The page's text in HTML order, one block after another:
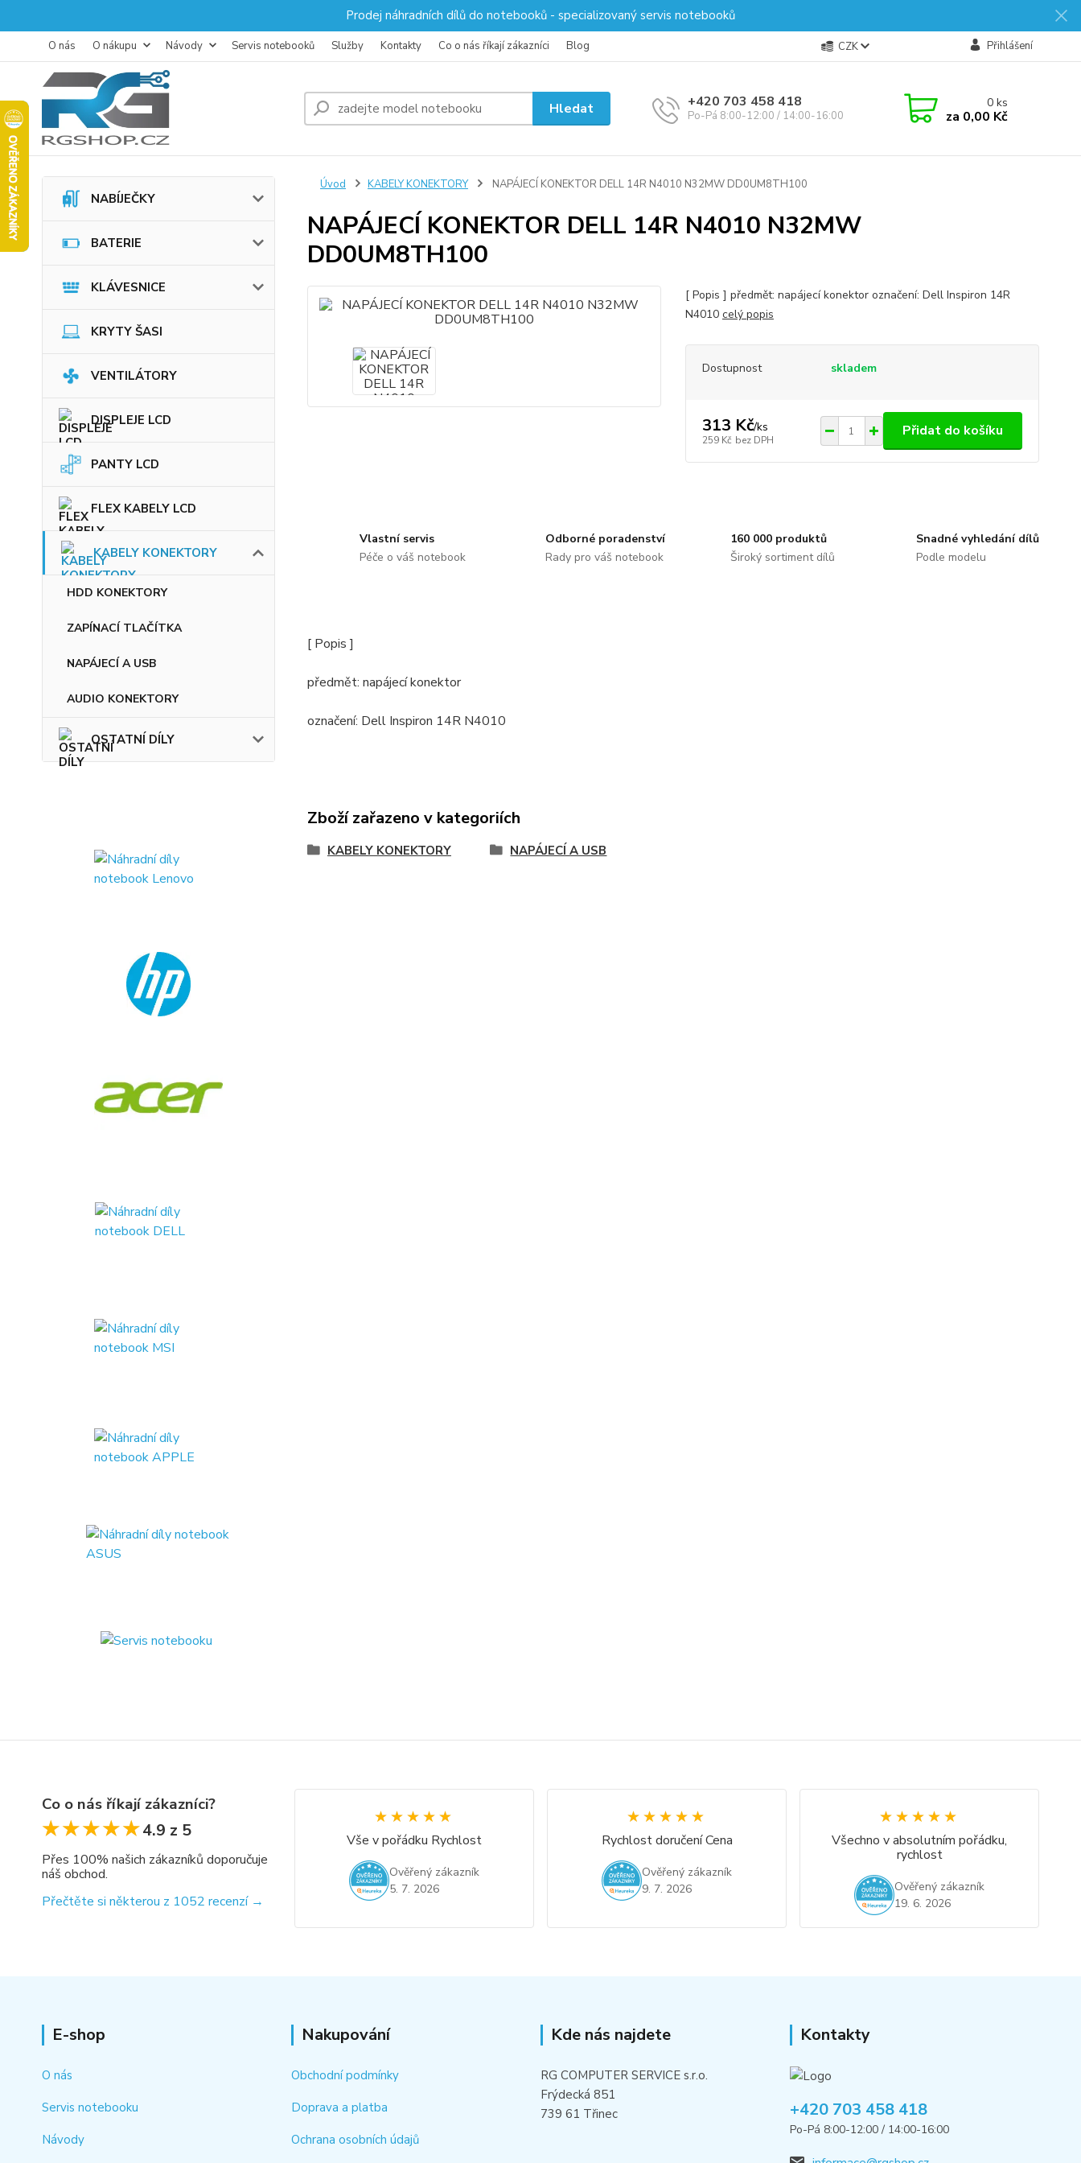
Prodej náhradních dílů do notebooků - specializovaný servis notebooků
O nás O nákupu Návody Servis notebooků Služby Kontakty Co o nás říkají zákazníci Blog CZK Přihlášení
Hledat +420 703 458 418
Po-Pá 8:00-12:00 / 14:00-16:00
0ks
za 0,00 Kč
NABÍJEČKY
BATERIE
KLÁVESNICE
KRYTY ŠASI
VENTILÁTORY
DISPLEJE LCD
PANTY LCD
FLEX KABELY LCD
KABELY KONEKTORY
HDD KONEKTORY
ZAPÍNACÍ TLAČÍTKA
NAPÁJECÍ A USB
AUDIO KONEKTORY
OSTATNÍ DÍLY
Úvod KABELY KONEKTORY NAPÁJECÍ KONEKTOR DELL 14R N4010 N32MW DD0UM8TH100
NAPÁJECÍ KONEKTOR DELL 14R N4010 N32MW
DD0UM8TH100
[ Popis ] předmět: napájecí konektor označení: Dell Inspiron 14R
N4010 celý popis
Dostupnost skladem
313 Kč/ks
259 Kč bez DPH
Přidat do košíku
Vlastní servis
Péče o váš notebook
Odborné poradenství
Rady pro váš notebook
160 000 produktů
Široký sortiment dílů
Snadné vyhledání dílů
Podle modelu
[ Popis ]
předmět: napájecí konektor
označení: Dell Inspiron 14R N4010
Zboží zařazeno v kategoriích
KABELY KONEKTORY NAPÁJECÍ A USB
Co o nás říkají zákazníci?
★★★★★
★★★★★4.9 z 5
Přes 100% našich zákazníků doporučuje
náš obchod.
Přečtěte si některou z 1052 recenzí →
★★★★★
★★★★★
Vše v pořádku Rychlost
Ověřený zákazník
5. 7. 2026
★★★★★
★★★★★
Rychlost doručení Cena
Ověřený zákazník
9. 7. 2026
★★★★★
★★★★★
Všechno v absolutním pořádku,
rychlost
Ověřený zákazník
19. 6. 2026
E-shop
O nás
Servis notebooku
Návody
Nakupování
Obchodní podmínky
Doprava a platba
Ochrana osobních údajů
Kde nás najdete
RG COMPUTER SERVICE s.r.o.
Frýdecká 851
739 61 Třinec
Kontakty
+420 703 458 418
Po-Pá 8:00-12:00 / 14:00-16:00